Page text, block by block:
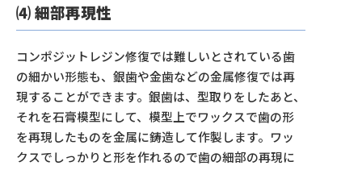
⑷ 細部再現性
コンポジットレジン修復では難しいとされている歯
の細かい形態も、銀歯や金歯などの金属修復では再
現することができます。銀歯は、型取りをしたあと、
それを石膏模型にして、模型上でワックスで歯の形
を再現したものを金属に鋳造して作製します。ワッ
クスでしっかりと形を作れるので歯の細部の再現に